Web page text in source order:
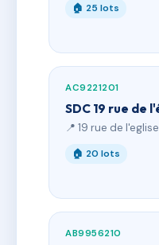
🏠 25 lots
AC9221201
SDC 19 rue de
📍 19 rue de l'eglise
🏠 20 lots
AB9956210